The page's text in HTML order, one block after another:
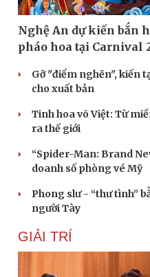
Nghệ An dự kiến bắn
pháo hoa tại Carnival
Gỡ "điểm nghẽn", kiến
cho xuất bản
Tinh hoa võ Việt: Từ
ra thế giới
“Spider-Man: Brand
doanh số phòng vé Mỹ
Phong slư - “thư tình”
người Tày
GIẢI TRÍ